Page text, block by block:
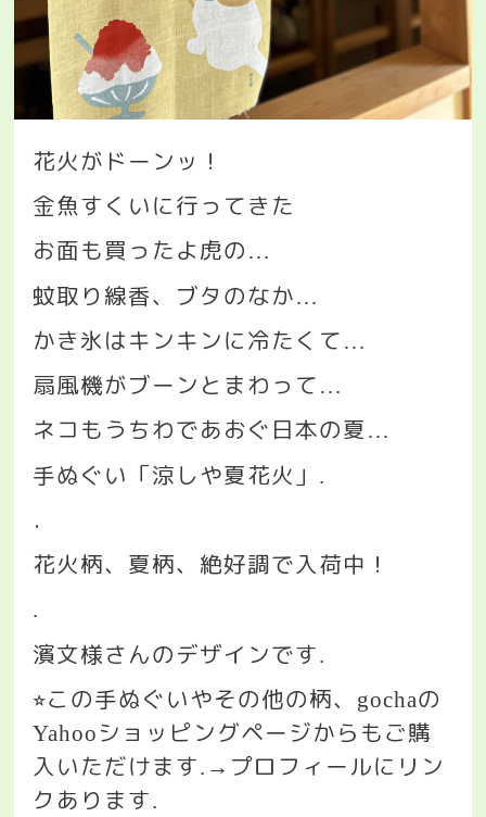
花火がドーンッ！
金魚すくいに行ってきた
お面も買ったよ虎の …
蚊取り線香、ブタのなか…
かき氷はキンキンに冷たくて …
扇風機がブーンとまわって …
ネコもうちわであおぐ日本の夏 …
手ぬぐい「涼しや夏花火」 .
．
花火柄、夏柄、絶好調で入荷中！
.
濱文様さんのデザインです.
⭐︎この手ぬぐいやその他の柄、 gochaの
Yahoo ショッピングページからもご購
入いただけます.→ プロフィールにリン
クあります.